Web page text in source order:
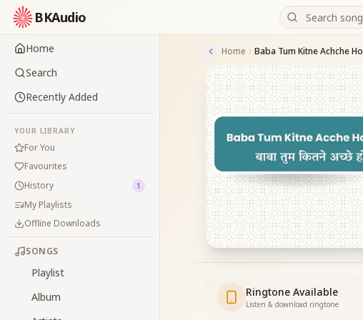
BKAudio
Home
Search
Recently Added
YOUR LIBRARY
For You
Favourites
History
1
My Playlists
Offline Downloads
SONGS
Playlist
Album
Home Baba Tum Kitne Achche Ho
Ringtone Available
Listen & download ringtone